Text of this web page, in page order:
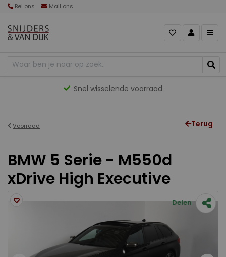
Bel ons Mail ons
Snel wisselende voorraad
Voorraad Terug
BMW 5 Serie - M550d
xDrive High Executive
Delen